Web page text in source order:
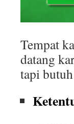
Tempat
datang
tapi